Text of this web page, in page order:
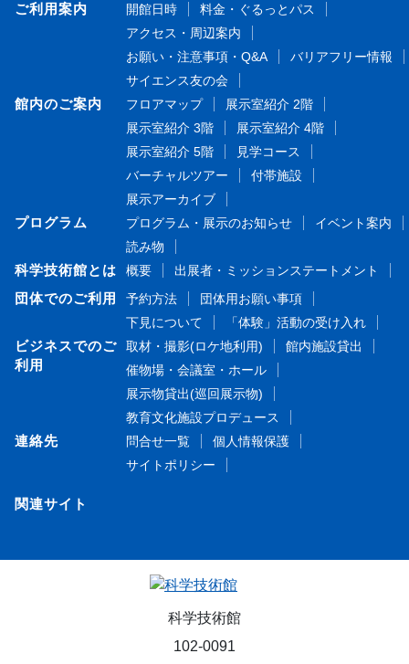
ご利用案内 開館日時
料金・ぐるっとパス
アクセス・周辺案内
お願い・注意事項・Q&A
バリアフリー情報
サイエンス友の会
館内のご案内 フロアマップ
展示室紹介 2階
展示室紹介 3階
展示室紹介 4階
展示室紹介 5階
見学コース
バーチャルツアー
付帯施設
展示アーカイブ
プログラム プログラム・展示のお知らせ
イベント案内
読み物
科学技術館とは 概要 出展者・ミッションステートメント
団体でのご利用 予約方法
団体用お願い事項
下見について
「体験」活動の受け入れ
ビジネスでのご
利用
取材・撮影(ロケ地利用)
館内施設貸出
催物場・会議室・ホール
展示物貸出(巡回展示物)
教育文化施設プロデュース
連絡先 問合せ一覧
個人情報保護
サイトポリシー
関連サイト
科学技術館
102-0091